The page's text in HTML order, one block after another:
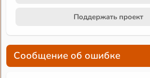
Поддержать проект
Сообщение об ошибке